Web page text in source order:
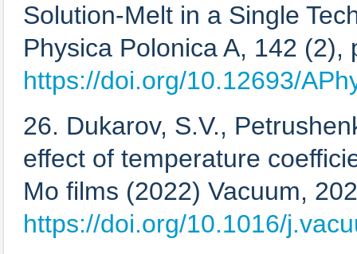
Solution-Melt in a Single
Physica Polonica A, 142 (2),
https://doi.org/10.12693/
26. Dukarov, S.V.,
effect of temperature
Mo films (2022) Vacuum,
https://doi.org/10.1016/